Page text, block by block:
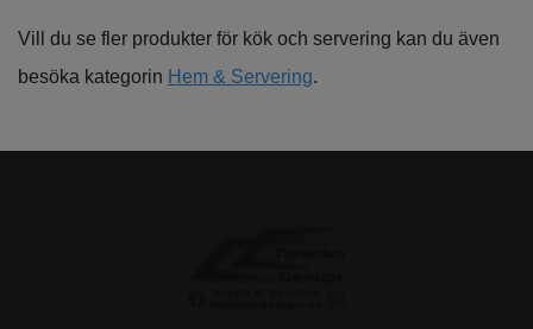
Vill du se fler produkter för kök och servering kan du även
besöka kategorin Hem & Servering.